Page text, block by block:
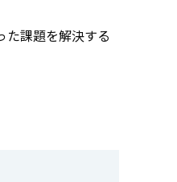
た課題を解決する